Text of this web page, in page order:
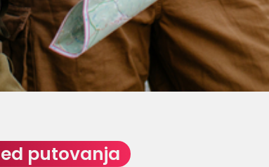
putovanja